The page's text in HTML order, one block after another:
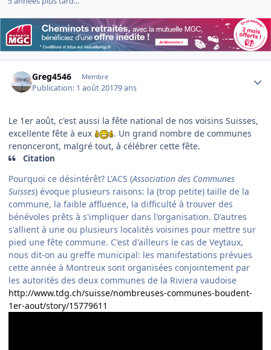
Greg4546 Membre
Publication: 1 août 20179 ans
Le 1er août, c'est aussi la fête national de nos voisins Suisses,
excellente fête à eux
. Un grand nombre de communes
renonceront, malgré tout, à célébrer cette fête.
Citation
Pourquoi ce désintérêt? L'ACS (Association des Communes
Suisses) évoque plusieurs raisons: la (trop petite) taille de la
commune, la faible affluence, la difficulté à trouver des
bénévoles prêts à s'impliquer dans l'organisation. D'autres
s'allient à une ou plusieurs localités voisines pour mettre sur
pied une fête commune. C'est d'ailleurs le cas de Veytaux,
nous dit-on au greffe municipal: les manifestations prévues
cette année à Montreux sont organisées conjointement par
les autorités des deux communes de la Riviera vaudoise
http://www.tdg.ch/suisse/nombreuses-communes-boudent-
1er-aout/story/15779611